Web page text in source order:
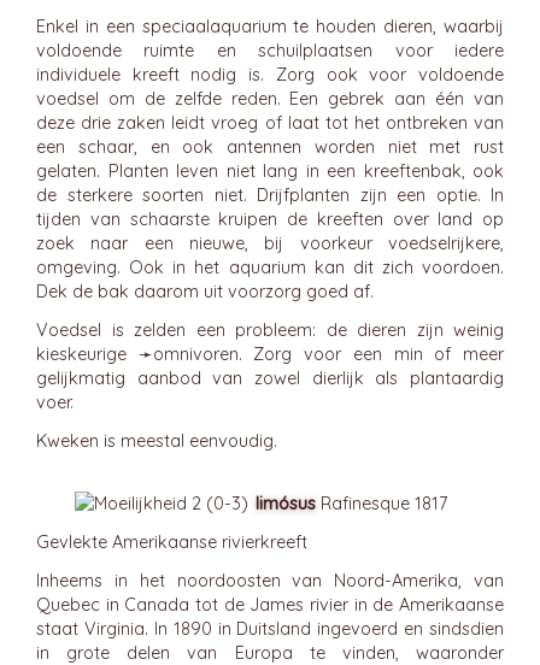
Enkel in een speciaalaquarium te houden dieren, waarbij
voldoende ruimte en schuilplaatsen voor iedere
individuele kreeft nodig is. Zorg ook voor voldoende
voedsel om de zelfde reden. Een gebrek aan één van
deze drie zaken leidt vroeg of laat tot het ontbreken van
een schaar, en ook antennen worden niet met rust
gelaten. Planten leven niet lang in een kreeftenbak, ook
de sterkere soorten niet. Drijfplanten zijn een optie. In
tijden van schaarste kruipen de kreeften over land op
zoek naar een nieuwe, bij voorkeur voedselrijkere,
omgeving. Ook in het aquarium kan dit zich voordoen.
Dek de bak daarom uit voorzorg goed af.
Voedsel is zelden een probleem: de dieren zijn weinig
kieskeurige ➛omnivoren. Zorg voor een min of meer
gelijkmatig aanbod van zowel dierlijk als plantaardig
voer.
Kweken is meestal eenvoudig.
limósus Rafinesque 1817
Gevlekte Amerikaanse rivierkreeft
Inheems in het noordoosten van Noord-Amerika, van
Quebec in Canada tot de James rivier in de Amerikaanse
staat Virginia. In 1890 in Duitsland ingevoerd en sindsdien
in grote delen van Europa te vinden, waaronder